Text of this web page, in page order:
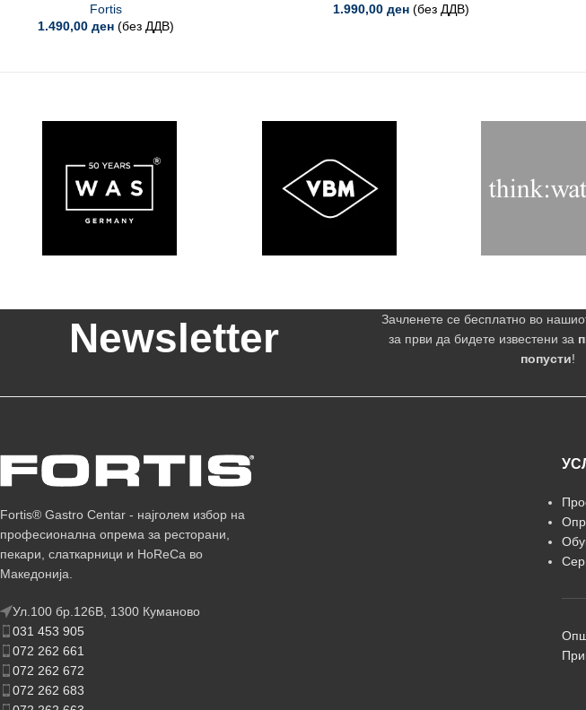
Fortis
1.490,00ден (без ДДВ)
1.990,00 ден (без ДДВ)
Newsletter
Зачленете се бесплатно во
за први да бидете известени за
попусти!
Fortis® Gastro Centar - најголем избор на
професионална опрема за ресторани,
пекари, слаткарници и HoReCa во
Македонија.
Ул.100 бр.126В, 1300 Куманово
031 453 905
072 262 661
072 262 672
072 262 683